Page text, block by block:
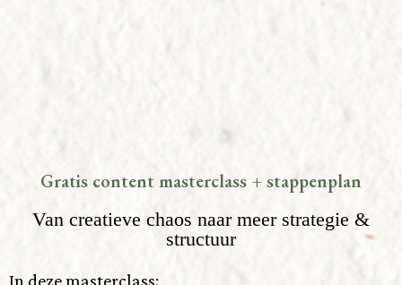
Gratis content masterclass + stappenplan
Van creatieve chaos naar meer strategie &
structuur
In deze masterclass: